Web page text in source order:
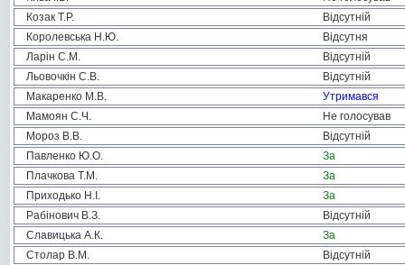
Козак Т.Р.
Відсутній
Королевська Н.Ю.
Відсутня
Ларін С.М.
Відсутній
Льовочкін С.В.
Відсутній
Макаренко М.В.
Утримався
Мамоян С.Ч.
Не голосував
Мороз В.В.
Відсутній
Павленко Ю.О.
За
Плачкова Т.М.
За
Приходько Н.І.
За
Рабінович В.З.
Відсутній
Славицька А.К.
За
Столар В.М.
Відсутній